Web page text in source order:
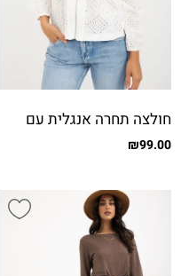
חולצה תחרה אנגלית עם
רוכסן₪99.00